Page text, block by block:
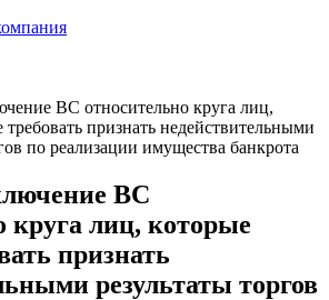
ВС относительно круга лиц,
требовать признать недействительными
по реализации имущества банкрота
ВС
круга лиц, которые
признать
результаты торгов